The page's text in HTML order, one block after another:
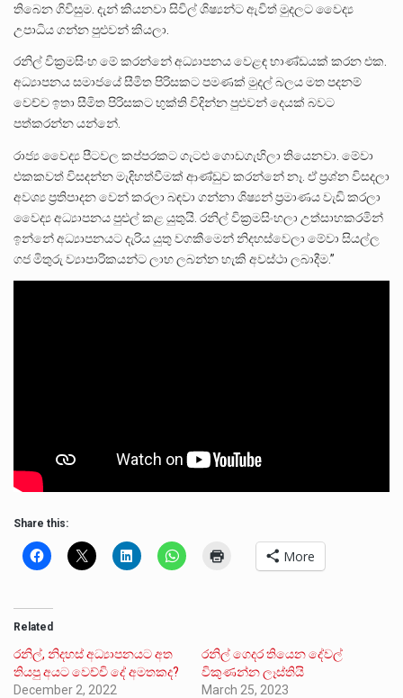
තිබෙන ගිවිසුම. දැන් කියනවා සිවිල් ශිෂ්‍යන්ට ඇවිත් මුදලට වෛද්‍ය
උපාධිය ගන්න පුළුවන් කියලා.
රනිල් වික්‍රමසිංහ මේ කරන්නේ අධ්‍යාපනය වෙළඳ භාණ්ඩයක් කරන එක.
අධ්‍යාපනය සමාජයේ සීමිත පිරිසකට පමණක් මුදල් බලය මත පදනම්
වෙච්ච ඉතා සීමිත පිරිසකට භුක්ති විදින්න පුළුවන් දෙයක් බවට
පත්කරන්න යන්නේ.
රාජ්‍ය වෛද්‍ය පීටවල කප්පරකට ගැටළු ගොඩගැහිලා තියෙනවා. මේවා
එකකවත් විසදන්න මැදිහත්වීමක් ආණ්ඩුව කරන්නේ නෑ. ඒ ප්‍රශ්න විසදලා
අවශ්‍ය ප්‍රතිපාදන වෙන් කරලා බඳවා ගන්නා ශිෂ්‍යන් ප්‍රමාණය වැඩි කරලා
වෛද්‍ය අධ්‍යාපනය පුළුල් කළ යුතුයි. රනිල් වික්‍රමසිංහලා උත්සාහකරමින්
ඉන්නේ අධ්‍යාපනයට දැරිය යුතු වගකීමෙන් නිදහස්වෙලා මේවා සියල්ල
ගජ මිතුරු ව්‍යාපාරිකයන්ට ලාභ ලබන්න හැකි අවස්ථා ලබාදීම.”
Share this:
More
Related
රනිල්, නිදහස් අධ්‍යාපනයට අත
තියපු අයට වෙච්චි දේ අමතකද?
December 2, 2022
රනිල් ගෙදර තියෙන දේවල්
විකුණන්න ලෑස්තියි
March 25, 2023